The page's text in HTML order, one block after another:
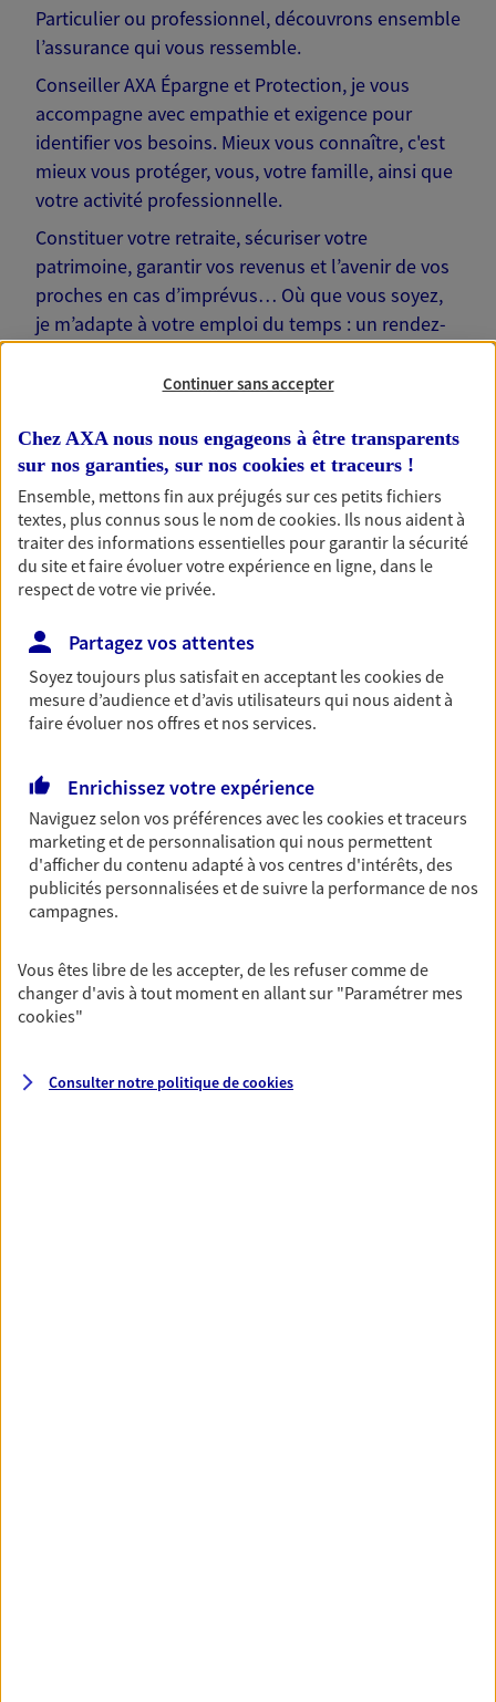
Particulier ou professionnel, découvrons ensemble
l’assurance qui vous ressemble.
Conseiller AXA Épargne et Protection, je vous
accompagne avec empathie et exigence pour
identifier vos besoins. Mieux vous connaître, c'est
mieux vous protéger, vous, votre famille, ainsi que
votre activité professionnelle.
Constituer votre retraite, sécuriser votre
patrimoine, garantir vos revenus et l’avenir de vos
proches en cas d’imprévus… Où que vous soyez,
je m’adapte à votre emploi du temps : un rendez-
travail, une visio. Je suis là pour échanger avec
Nos offres phares
Épargne
Réalisez vos projets grâce à votre épargne : achat
immobilier, études des enfants ou voyage autour
du monde… Épargnez à votre rythme et
Découvrir les offres Épargne
Retraite
Préparez sereinement ce nouveau chapitre de
votre vie avec les conseils d'un expert. Découvrez
spécialement conçue pour la retraite.
Découvrir l'offre Retraite
Prévoyance
Continuer sans accepter
Chez AXA nous nous engageons à être transparents
sur nos garanties, sur nos cookies et traceurs !
Ensemble, mettons fin aux préjugés sur ces petits fichiers
textes, plus connus sous le nom decookies. Ils nous aident à
traiter des informations essentielles pour garantir la sécurité
du site et faire évoluer votre expérience en ligne, dans le
respect de votre vie privée.
Partagez vos attentes
Soyez toujours plus satisfait en acceptant lescookiesde
mesure d’audience et d’avis utilisateurs qui nous aident à
faire évoluer nos offres et nos services.
Enrichissez votre expérience
Naviguez selon vos préférences avec lescookies et traceurs
marketing et de personnalisation qui nous permettent
d'afficher du contenu adapté à vos centres d'intérêts, des
publicités personnalisées et de suivre la performance de nos
campagnes.
Vous êtes libre de les accepter, de les refuser comme de
changer d'avis à tout moment en allant sur "Paramétrer mes
cookies"
Consulter notre politique decookies